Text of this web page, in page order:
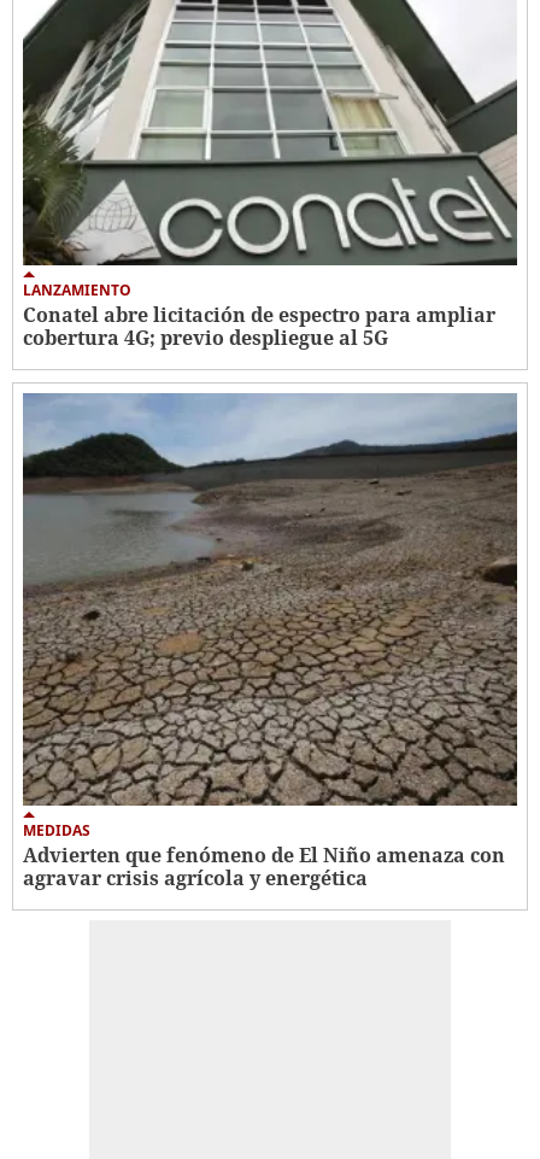
LANZAMIENTO
Conatel abre licitación de espectro para ampliar
cobertura 4G; previo despliegue al 5G
MEDIDAS
Advierten que fenómeno de El Niño amenaza con
agravar crisis agrícola y energética